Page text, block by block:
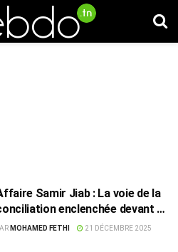
Samir Jiab : La voie de la
enclenchée devant la
MOHAMED FETHI 21 DÉCEMBRE 2025